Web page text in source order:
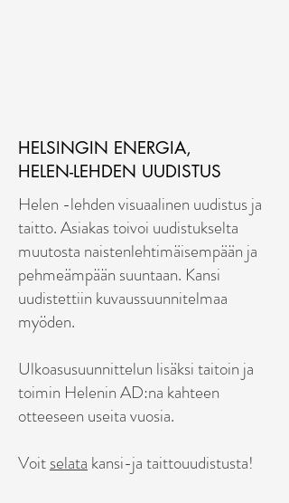
HELSINGIN ENERGIA,
HELEN-LEHDEN UUDISTUS
Helen -lehden visuaalinen uudistus ja
taitto. Asiakas toivoi uudistukselta
muutosta naistenlehtimäisempään ja
pehmeämpään suuntaan. Kansi
uudistettiin kuvaussuunnitelmaa
myöden.
Ulkoasusuunnittelun lisäksi taitoin ja
toimin Helenin AD:na kahteen
otteeseen useita vuosia.
Voitselata kansi-ja taittouudistusta!